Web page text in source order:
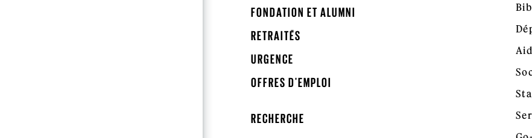
FONDATION ET ALUMNI
RETRAITÉS
URGENCE
OFFRES D'EMPLOI
RECHERCHE